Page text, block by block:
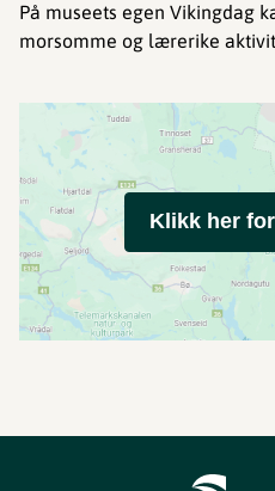
På museets egen Vikingdag
morsomme og lærerike
Klikk her